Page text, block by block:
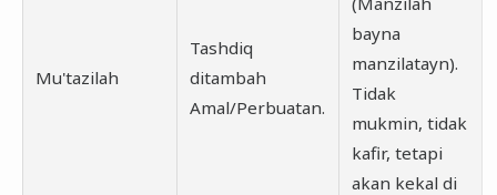
Mu'tazilah
Tashdiq
ditambah
Amal/Perbuatan.
bayna
manzilatayn).
Tidak
mukmin, tidak
kafir, tetapi
akan kekal di